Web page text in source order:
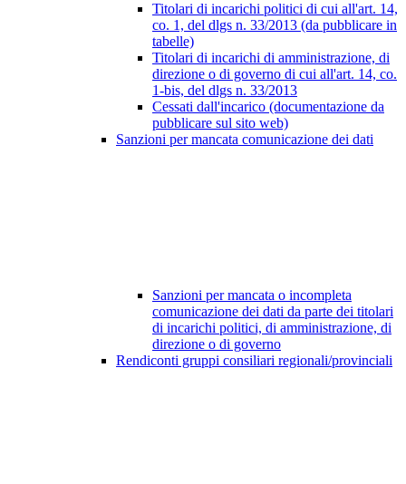
Titolari di incarichi politici di cui all'art. 14,
co. 1, del dlgs n. 33/2013 (da pubblicare in
tabelle)
Titolari di incarichi di amministrazione, di
direzione o di governo di cui all'art. 14, co.
1-bis, del dlgs n. 33/2013
Cessati dall'incarico (documentazione da
pubblicare sul sito web)
Sanzioni per mancata comunicazione dei dati
Sanzioni per mancata o incompleta
comunicazione dei dati da parte dei titolari
di incarichi politici, di amministrazione, di
direzione o di governo
Rendiconti gruppi consiliari regionali/provinciali